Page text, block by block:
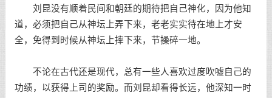
刘昆没有顺着民间和朝廷的期待把自己神化，因为他知
道，必须把自己从神坛上弄下来，老老实实待在地上才安
全，免得到时候从神坛上摔下来，节操碎一地。
不论在古代还是现代，总有一些人喜欢过度吹嘘自己的
功绩，以获得上司的奖励。而刘昆却看得长远，他深知一时